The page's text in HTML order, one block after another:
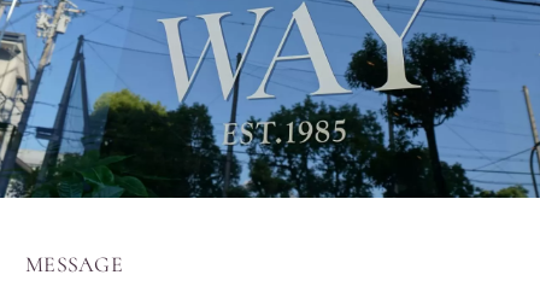
MESSAGE